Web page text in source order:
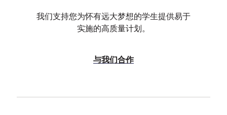
我们支持您为怀有远大梦想的学生提供易于
实施的高质量计划。
与我们合作